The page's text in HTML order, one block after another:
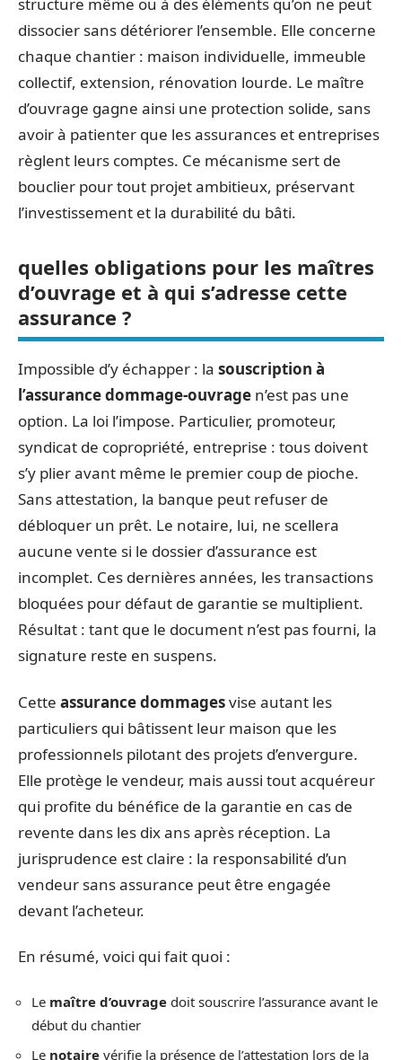
dissocier sans détériorer l’ensemble. Elle concerne
chaque chantier : maison individuelle, immeuble
collectif, extension, rénovation lourde. Le maître
d’ouvrage gagne ainsi une protection solide, sans
avoir à patienter que les assurances et entreprises
règlent leurs comptes. Ce mécanisme sert de
bouclier pour tout projet ambitieux, préservant
l’investissement et la durabilité du bâti.
quelles obligations pour les maîtres
d’ouvrage et à qui s’adresse cette
assurance ?
Impossible d’y échapper : la souscription à
l’assurance dommage-ouvrage n’est pas une
option. La loi l’impose. Particulier, promoteur,
syndicat de copropriété, entreprise : tous doivent
s’y plier avant même le premier coup de pioche.
Sans attestation, la banque peut refuser de
débloquer un prêt. Le notaire, lui, ne scellera
aucune vente si le dossier d’assurance est
incomplet. Ces dernières années, les transactions
bloquées pour défaut de garantie se multiplient.
Résultat : tant que le document n’est pas fourni, la
signature reste en suspens.
Cette assurance dommagesvise autant les
particuliers qui bâtissent leur maison que les
professionnels pilotant des projets d’envergure.
Elle protège le vendeur, mais aussi tout acquéreur
qui profite du bénéfice de la garantie en cas de
revente dans les dix ans après réception. La
jurisprudence est claire : la responsabilité d’un
vendeur sans assurance peut être engagée
devant l’acheteur.
En résumé, voici qui fait quoi :
Le maître d’ouvrage doit souscrire l’assurance avant le
début du chantier
Le notaire vérifie la présence de l’attestation lors de la